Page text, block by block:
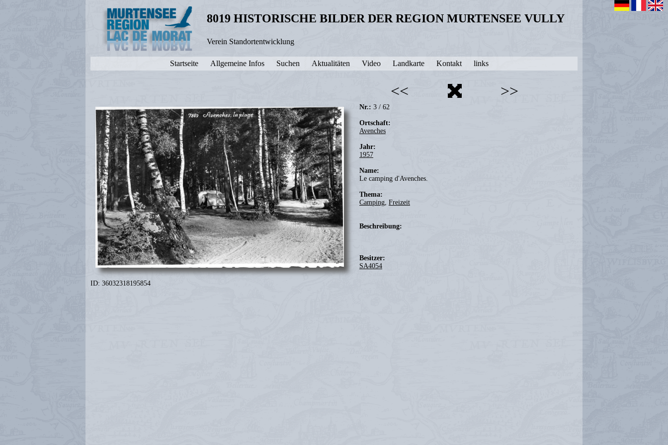
8019 HISTORISCHE BILDER DER REGION MURTENSEE VULLY
Verein Standortentwicklung
Startseite Allgemeine Infos Suchen Aktualitäten Video Landkarte Kontakt links
<< >>
Nr.: 3 / 62
Ortschaft:
Avenches
Jahr:
1957
Name:
Le camping d'Avenches.
Thema:
Camping, Freizeit
Beschreibung:
Besitzer:
SA4054
ID: 36032318195854